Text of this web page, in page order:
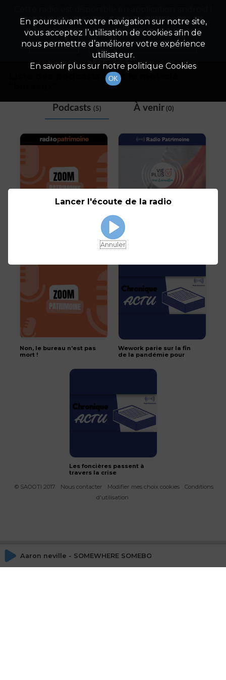
Tag
Liste des podcasts avec le mot-clé
Podcasts (5) À venir(0)
Vie Plus, Sens et
Convictions #5 - Deux
placements alternatifs
pour votre assurance
Non, le bureau n'est pas
mort !
Wework parie sur la fin
de la pandémie pour
Les foncières passent à
travers la crise
© SAOOTI 2017
Nous contacter Modifier mes choix cookies
Conditions
d'utilisation
Aaron neville - SOMEWHERE SOMEBODY
En poursuivant votre navigation sur notre site,
vous acceptez l’utilisation de cookies afin de
nous permettre d’améliorer votre expérience
utilisateur.
En savoir plus sur notre politique Cookies
OK
Appuyez ci-dessous pour l'installer.
Non merci Télécharger l'application
Lancer l'écoute de la radio
Annuler